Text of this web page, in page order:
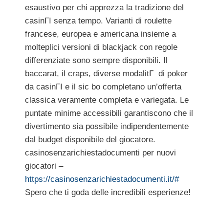
esaustivo per chi apprezza la tradizione del
casinГІ senza tempo. Varianti di roulette
francese, europea e americana insieme a
molteplici versioni di blackjack con regole
differenziate sono sempre disponibili. Il
baccarat, il craps, diverse modalitГ di poker
da casinГІ e il sic bo completano un’offerta
classica veramente completa e variegata. Le
puntate minime accessibili garantiscono che il
divertimento sia possibile indipendentemente
dal budget disponibile del giocatore.
casinosenzarichiestadocumenti per nuovi
giocatori –
https://casinosenzarichiestadocumenti.it/#
Spero che ti goda delle incredibili esperienze!